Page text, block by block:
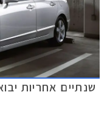
שנתיים אחריות